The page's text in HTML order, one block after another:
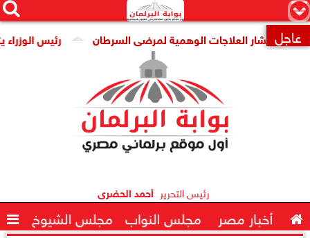
×


 عاجل رئيس الوزراء العلاجات الوهمية لمرضى السرطان
رئيس التحرير أحمد الحضرى
 أخبار مصر مجلس النواب مجلس الشيوخ 